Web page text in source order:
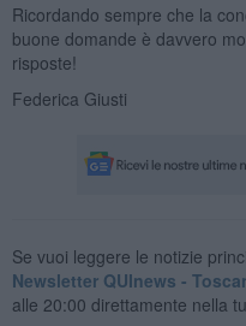
Ricordando sempre che la
buone domande è davvero
risposte!
Federica Giusti
Se vuoi leggere le notizie
Newsletter QUInews -
alle 20:00 direttamente nella